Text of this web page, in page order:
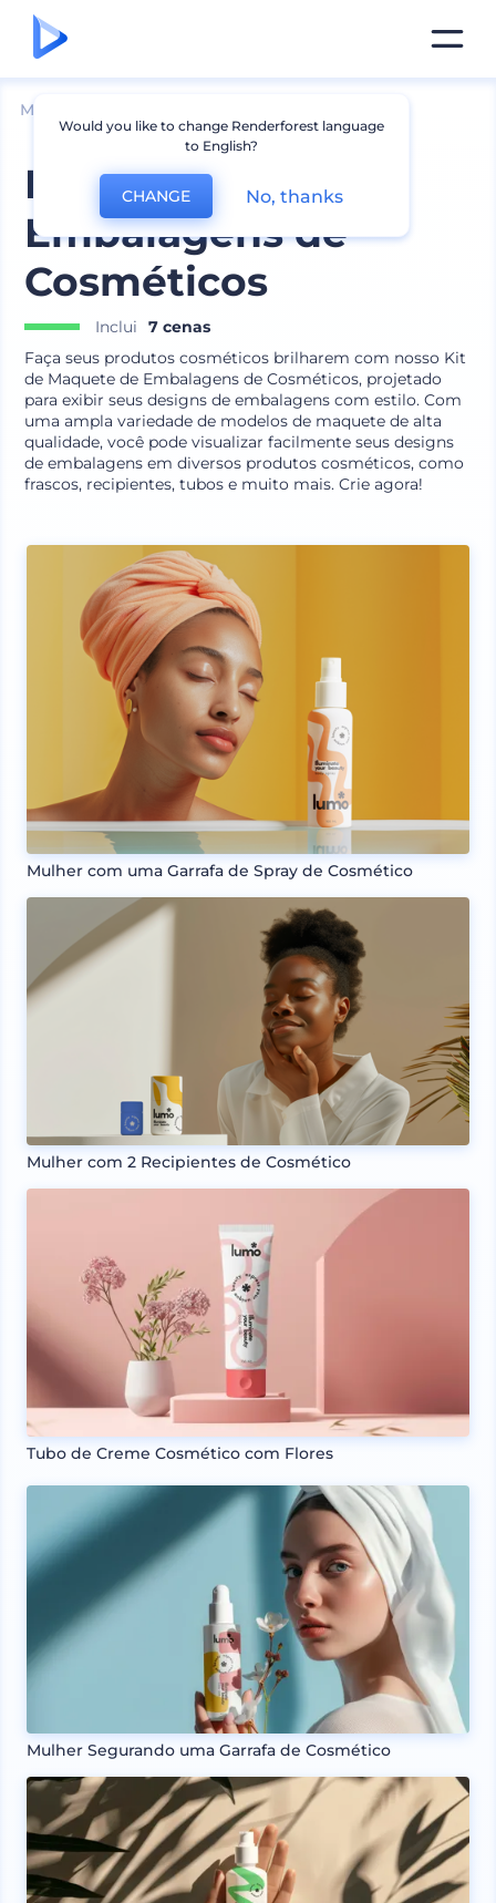
Mockups
Kit de Maquete de
Embalagens de
Cosméticos
Inclui
7 cenas
Faça seus produtos cosméticos brilharem com nosso Kit
de Maquete de Embalagens de Cosméticos, projetado
para exibir seus designs de embalagens com estilo. Com
uma ampla variedade de modelos de maquete de alta
qualidade, você pode visualizar facilmente seus designs
de embalagens em diversos produtos cosméticos, como
frascos, recipientes, tubos e muito mais. Crie agora!
Mulher com uma Garrafa de Spray de Cosmético
Mulher com 2 Recipientes de Cosmético
Tubo de Creme Cosmético com Flores
Mulher Segurando uma Garrafa de Cosmético
Would you like to change Renderforest language
to English?
CHANGE No, thanks